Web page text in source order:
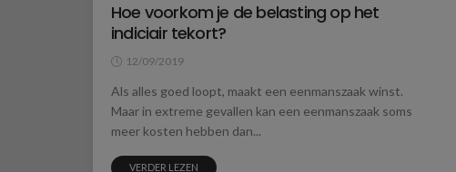
Hoe voorkom je de belasting op het
indiciair tekort?
12/09/2019
Als alles goed loopt, maakt een eenmanszaak winst.
Maar in extreme gevallen kan een eenmanszaak soms
meer kosten hebben dan...
VERDER LEZEN